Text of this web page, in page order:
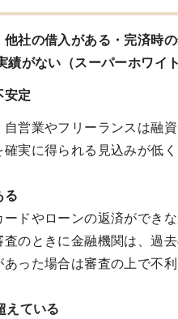
他社の借入がある・完済
績がない（スーパーホワイ
安定
営業やフリーランスは融
実に得られる見込みが低
る
ドやローンの返済ができ
のときに金融機関は、過
った場合は審査の上で不利
えている